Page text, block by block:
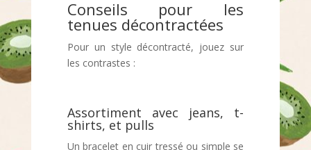
Conseils pour les
tenues décontractées
Pour un style décontracté, jouez sur
les contrastes :
Assortiment avec jeans, t-
shirts, et pulls
Un bracelet en cuir tressé ou simple se